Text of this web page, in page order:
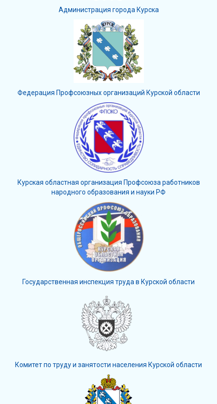
Администрация города Курска
Федерация Профсоюзных организаций Курской области
Курская областная организация Профсоюза работников
народного образования и науки РФ
Государственная инспекция труда в Курской области
Комитет по труду и занятости населения Курской области